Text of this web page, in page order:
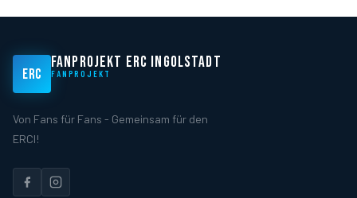
ERC
FANPROJEKT ERC INGOLSTADT
FANPROJEKT
Von Fans für Fans - Gemeinsam für den
ERCI!